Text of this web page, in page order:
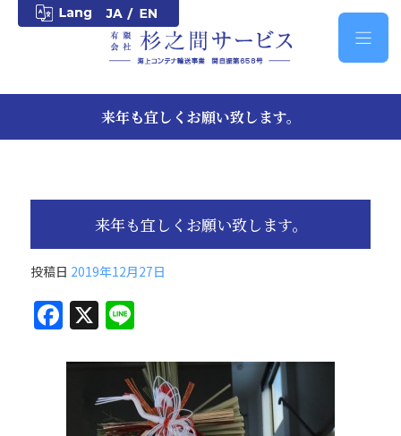
来年も宜しくお願い致します。
来年も宜しくお願い致します。
投稿日 2019年12月27日
F
a
c
X Li
e